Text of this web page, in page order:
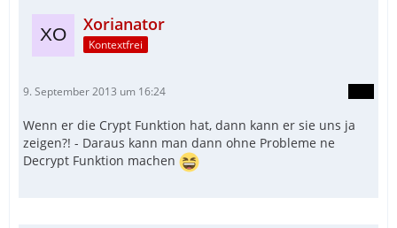
Xorianator
Kontextfrei
9. September 2013 um 16:24
Wenn er die Crypt Funktion hat, dann kann er sie uns ja
zeigen?! - Daraus kann man dann ohne Probleme ne
Decrypt Funktion machen